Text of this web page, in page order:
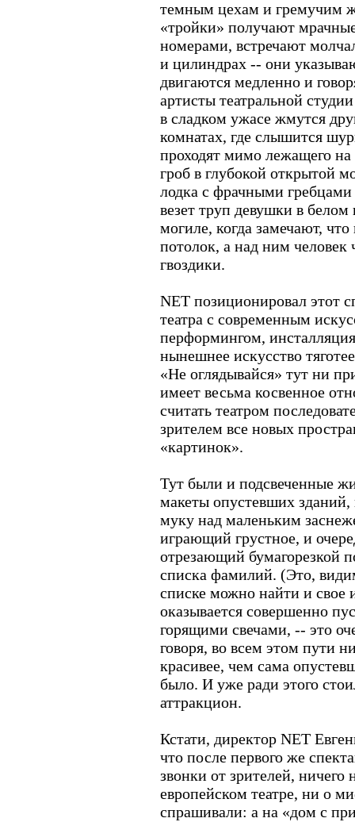
темным цехам и гремучим
«тройки» получают
номерами, встречают
и цилиндрах -- они
двигаются медленно и
артисты театральной
в сладком ужасе жмутся
комнатах, где слышится
проходят мимо лежащего на
гроб в глубокой открытой
лодка с фрачными
везет труп девушки в белом
могиле, когда замечают,
потолок, а над ним человек
гвоздики.
NET позиционировал этот
театра с современным
перформингом,
нынешнее искусство
«Не оглядывайся» тут ни
имеет весьма косвенное
считать театром
зрителем все новых
«картинок».
Тут были и подсвеченные
макеты опустевших
муку над маленьким
играющий грустное, и
отрезающий бумагорезкой
списка фамилий. (Это,
списке можно найти и
оказывается совершенно
горящими свечами, -- это
говоря, во всем этом пути
красивее, чем сама
было. И уже ради этого
аттракцион.
Кстати, директор NET
что после первого же
звонки от зрителей,
европейском театре, ни о
спрашивали: а на «дом с